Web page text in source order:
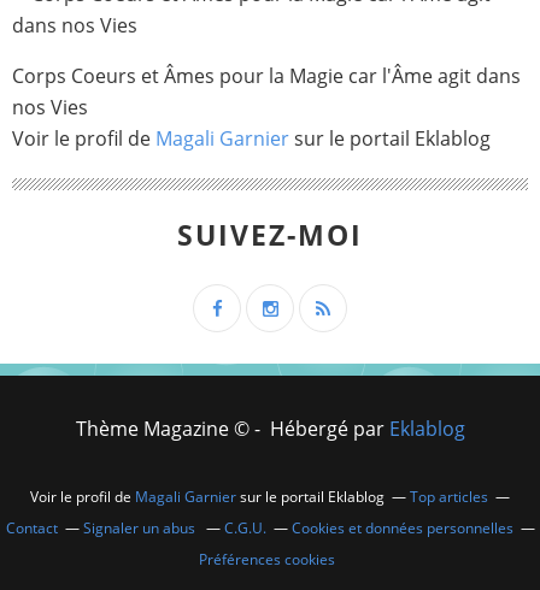
Corps Coeurs et Âmes pour la Magie car l'Âme agit dans
nos Vies
Voir le profil de Magali Garniersur le portail Eklablog
SUIVEZ-MOI
Thème Magazine © - Hébergé par Eklablog
Voir le profil de Magali Garniersur le portail Eklablog
Top articles
Contact
Signaler un abus C.G.U.
Cookies et données personnelles
Préférences cookies